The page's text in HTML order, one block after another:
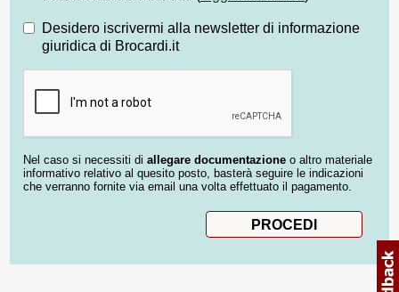
Desidero iscrivermi alla newsletter di informazione
giuridica di Brocardi.it
Nel caso si necessiti di allegare documentazione o altro materiale
informativo relativo al quesito posto, basterà seguire le indicazioni
che verranno fornite via email una volta effettuato il pagamento.